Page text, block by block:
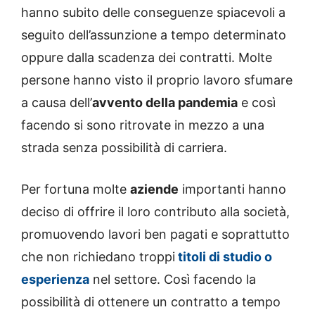
hanno subito delle conseguenze spiacevoli a
seguito dell’assunzione a tempo determinato
oppure dalla scadenza dei contratti. Molte
persone hanno visto il proprio lavoro sfumare
a causa dell’avvento della pandemia e così
facendo si sono ritrovate in mezzo a una
strada senza possibilità di carriera.
Per fortuna molte aziende importanti hanno
deciso di offrire il loro contributo alla società,
promuovendo lavori ben pagati e soprattutto
che non richiedano troppititoli di studio o
esperienza nel settore. Così facendo la
possibilità di ottenere un contratto a tempo